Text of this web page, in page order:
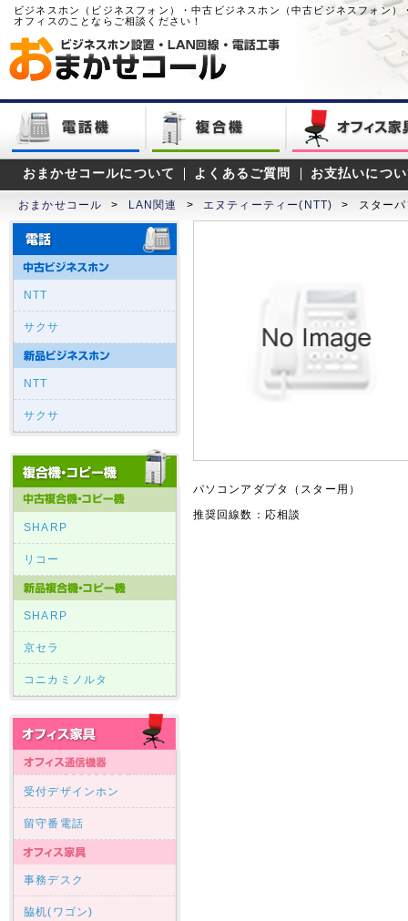
ビジネスホン（ビジネスフォン）・中古ビジネスホン（中古ビジネスフォン
オフィスのことならご相談ください！
おまかせコールについて よくあるご質問 お支払いにつ
おまかせコール > LAN関連 > エヌティーティー(NTT) > スター
NTT
サクサ
NTT
サクサ
SHARP
リコー
SHARP
京セラ
コニカミノルタ
受付デザインホン
留守番電話
事務デスク
脇机(ワゴン)
パソコンアダプタ（スター用）
推奨回線数：応相談